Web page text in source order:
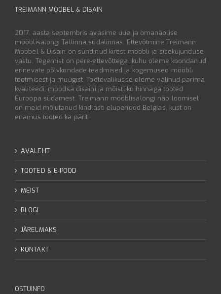
TREIMANN MÖÖBEL & DISAIN
2017. aasta septembris avasime uue ja omanäolise
mööblisalongi Tallinna südalinnas. Ettevõtmine Treimann
Mööbel & Disain on sündinud kirest mööbli ja sisekujunduse
vastu. Tegemist on pere-ettevõttega, kuhu oleme koondanud
erinevate põlvkondade teadmised ja kogemused mööbli
tootmisest ja müügist. Tootevalikusse oleme valinud parima
kvaliteedi, moodsa disaini ja mõistliku hinnaga tooted
Euroopa südamest. Treimann mööblisalongi näo loomisel
on meid mõjutanud kindlasti eluperiood Belgias, kust on
enamus tooted ka pärit.
AVALEHT
TOOTED & E-POOD
MEIST
BLOGI
JÄRELMAKS
KONTAKT
OSTUINFO